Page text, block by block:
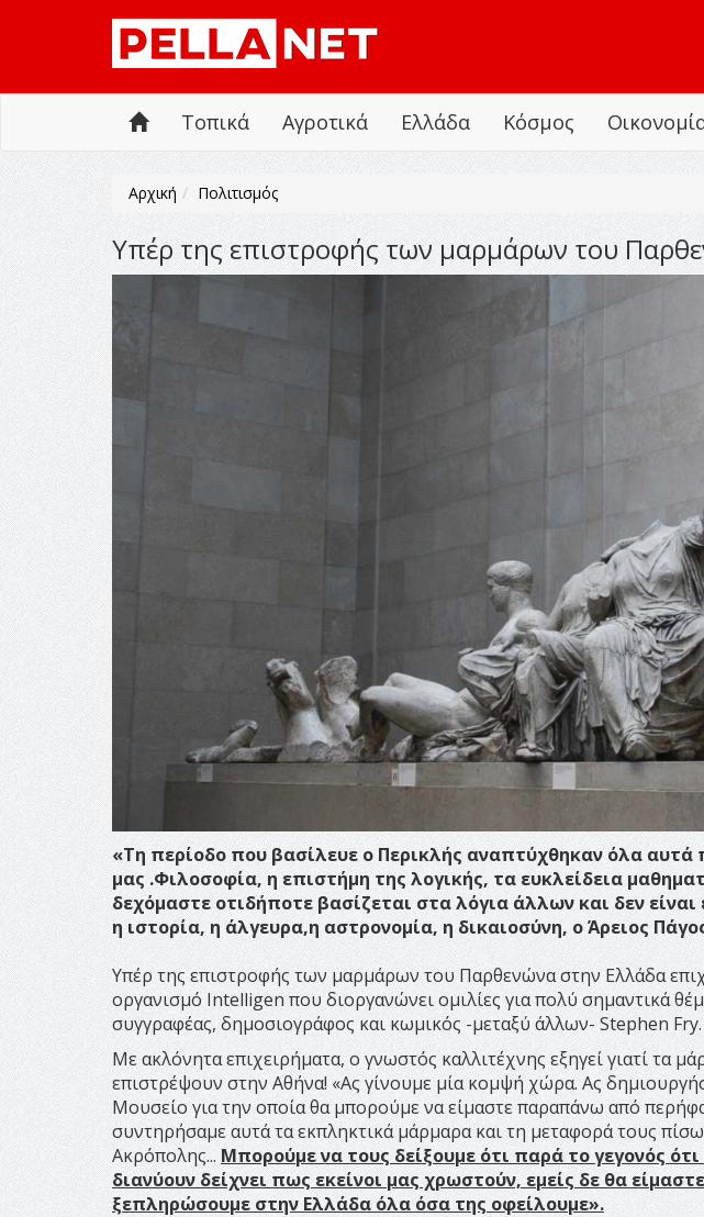
Τοπικά Αγροτικά Ελλάδα Κόσμος
Αρχική Πολιτισμός
Υπέρ της επιστροφής των μαρμάρων του
«Τη περίοδο που βασίλευε ο Περικλής αναπτύχθηκαν όλα αυτά
μας .Φιλοσοφία, η επιστήμη της λογικής, τα ευκλείδεια
δεχόμαστε οτιδήποτε βασίζεται στα λόγια άλλων και δεν
η ιστορία, η άλγευρα,η αστρονομία, η δικαιοσύνη, ο Άρειος
Υπέρ της επιστροφής των μαρμάρων του Παρθενώνα στην Ελλάδα
οργανισμό Intelligen που διοργανώνει ομιλίες για πολύ σημαντικά
συγγραφέας, δημοσιογράφος και κωμικός -μεταξύ άλλων- Stephen Fry.
Με ακλόνητα επιχειρήματα, ο γνωστός καλλιτέχνης εξηγεί γιατί τα
επιστρέψουν στην Αθήνα! «Ας γίνουμε μία κομψή χώρα. Ας
Μουσείο για την οποία θα μπορούμε να είμαστε παραπάνω από
συντηρήσαμε αυτά τα εκπληκτικά μάρμαρα και τη μεταφορά τους
Ακρόπολης...Μπορούμε να τους δείξουμε ότι παρά το γεγονός
διανύουν δείχνει πως εκείνοι μας χρωστούν, εμείς δε θα
ξεπληρώσουμε στην Ελλάδα όλα όσα της οφείλουμε».